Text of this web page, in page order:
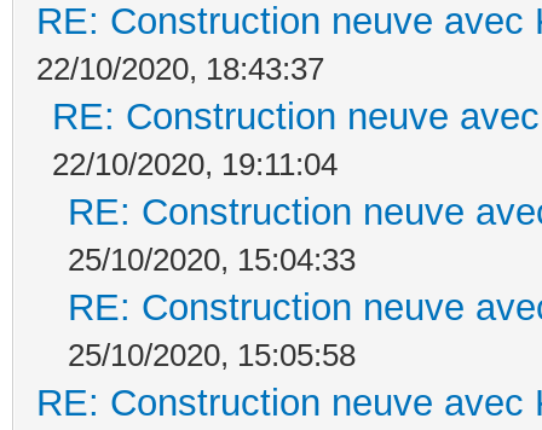
RE: Construction neuve avec
22/10/2020, 18:43:37
RE: Construction neuve
22/10/2020, 19:11:04
RE: Construction neuve
25/10/2020, 15:04:33
RE: Construction neuve
25/10/2020, 15:05:58
RE: Construction neuve avec